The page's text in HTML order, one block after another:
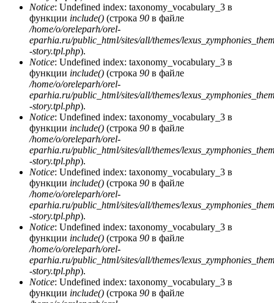
Notice: Undefined index: taxonomy_vocabulary_3 в
функции include() (строка 90 в файле
/home/o/oreleparh/orel-
eparhia.ru/public_html/sites/all/themes/
-story.tpl.php).
Notice: Undefined index: taxonomy_vocabulary_3 в
функции include() (строка 90 в файле
/home/o/oreleparh/orel-
eparhia.ru/public_html/sites/all/themes/
-story.tpl.php).
Notice: Undefined index: taxonomy_vocabulary_3 в
функции include() (строка 90 в файле
/home/o/oreleparh/orel-
eparhia.ru/public_html/sites/all/themes/
-story.tpl.php).
Notice: Undefined index: taxonomy_vocabulary_3 в
функции include() (строка 90 в файле
/home/o/oreleparh/orel-
eparhia.ru/public_html/sites/all/themes/
-story.tpl.php).
Notice: Undefined index: taxonomy_vocabulary_3 в
функции include() (строка 90 в файле
/home/o/oreleparh/orel-
eparhia.ru/public_html/sites/all/themes/
-story.tpl.php).
Notice: Undefined index: taxonomy_vocabulary_3 в
функции include() (строка 90 в файле